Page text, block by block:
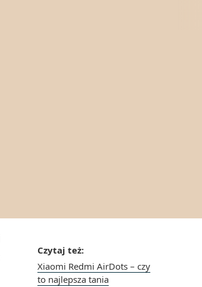
Czytaj też:
Xiaomi Redmi AirDots – czy
to najlepsza tania